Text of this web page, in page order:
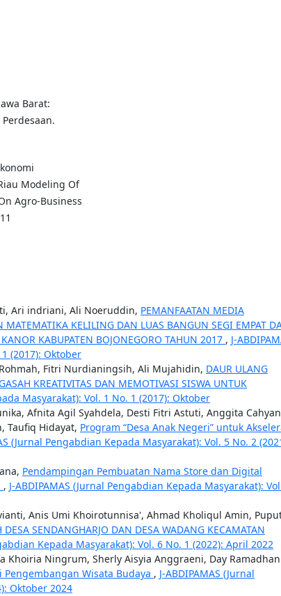
Barat:
Modeling Of
Agro-Business
Ari indriani, Ali Noeruddin, PEMANFAATAN MEDIA
MATEMATIKA KELILING DAN LUAS BANGUN SEGI EMPAT
KABUPATEN BOJONEGORO TAHUN 2017 , J-
(2017): Oktober
Fitri Nurdianingsih, Ali Mujahidin, DAUR ULANG
KREATIVITAS DAN MEMOTIVASI SISWA UNTUK
Masyarakat): Vol. 1 No. 1 (2017): Oktober
Afnita Agil Syahdela, Desti Fitri Astuti, Anggita
Taufiq Hidayat, Program “Desa Anak Negeri” untuk
(Jurnal Pengabdian Kepada Masyarakat): Vol. 5 No. 2
Pendampingan Pembuatan Nama Store dan Digital
, J-ABDIPAMAS (Jurnal Pengabdian Kepada Masyarakat):
Anis Umi Khoirotunnisa', Ahmad Kholiqul Amin,
SENDANGHARJO DAN DESA WADANG KECAMATAN
Kepada Masyarakat): Vol. 6 No. 1 (2022): April 2022
Ningrum, Sherly Aisyia Anggraeni, Day
Wisata Budaya , J-ABDIPAMAS (Jurnal
Oktober 2024